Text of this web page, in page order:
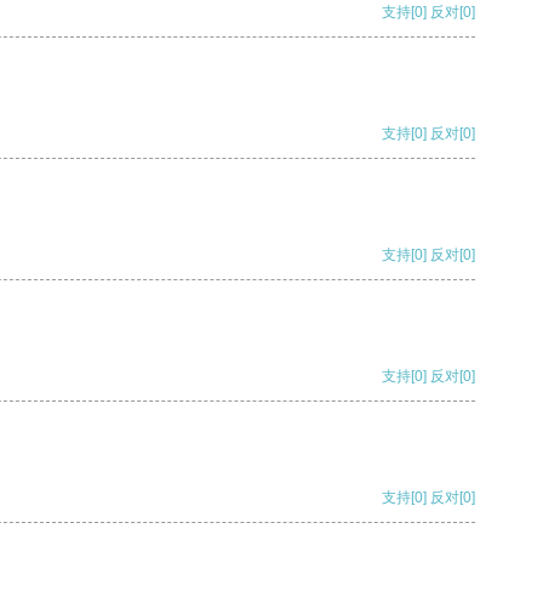
支持[0] 反对[0]
支持[0] 反对[0]
支持[0] 反对[0]
支持[0] 反对[0]
支持[0] 反对[0]